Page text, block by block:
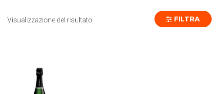
Visualizzazione del risultato FILTRA